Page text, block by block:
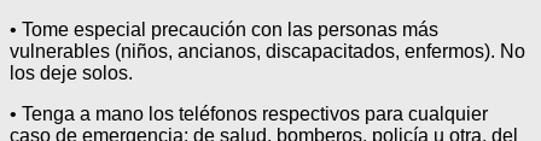
• Tome especial precaución con las personas más
vulnerables (niños, ancianos, discapacitados, enfermos). No
los deje solos.
• Tenga a mano los teléfonos respectivos para cualquier
caso de emergencia; de salud, bomberos, policía u otra, del